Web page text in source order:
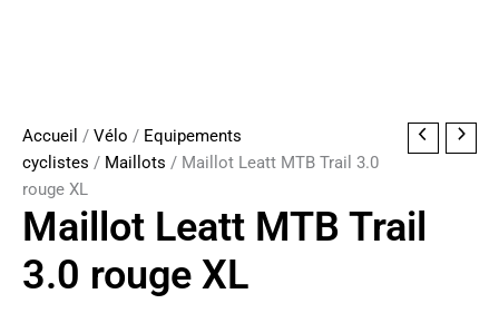
Accueil / Vélo / Equipements
cyclistes / Maillots / Maillot Leatt MTB Trail 3.0
rouge XL
Maillot Leatt MTB Trail
3.0 rouge XL